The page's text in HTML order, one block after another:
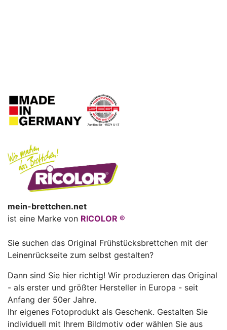
mein-brettchen.net
ist eine Marke von RICOLOR ®
Sie suchen das Original Frühstücksbrettchen mit der
Leinenrückseite zum selbst gestalten?
Dann sind Sie hier richtig! Wir produzieren das Original
- als erster und größter Hersteller in Europa - seit
Anfang der 50er Jahre.
Ihr eigenes Fotoprodukt als Geschenk. Gestalten Sie
individuell mit Ihrem Bildmotiv oder wählen Sie aus